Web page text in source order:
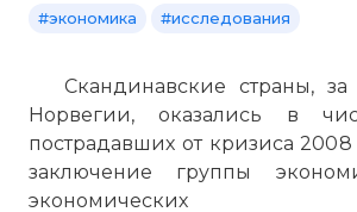
#экономика
#исследования
Скандинавские страны,
Норвегии, оказались в
пострадавших от кризиса
заключение группы
экономических